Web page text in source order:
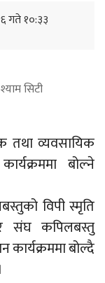
गते १०:३३
तथा व्यवसायिक
बोल्ने
विपी स्मृति
संघ कपिलबस्तु
बोल्दै